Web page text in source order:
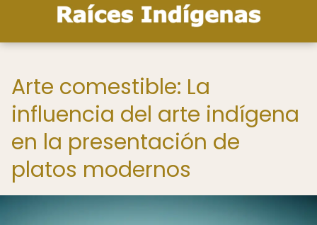
Arte comestible: La
influencia del arte indígena
en la presentación de
platos modernos